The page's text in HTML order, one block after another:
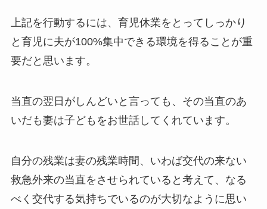
上記を行動するには、育児休業をとってしっかり
と育児に夫が100%集中できる環境を得ることが重
要だと思います。
当直の翌日がしんどいと言っても、その当直のあ
いだも妻は子どもをお世話してくれています。
自分の残業は妻の残業時間、いわば交代の来ない
救急外来の当直をさせられていると考えて、なる
べく交代する気持ちでいるのが大切なように思い